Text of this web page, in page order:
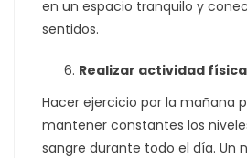
en un espacio tranquilo y
sentidos.
Realizar actividad física
Hacer ejercicio por la mañana
mantener constantes los
sangre durante todo el día. Un